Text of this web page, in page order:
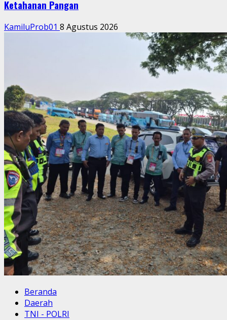
Ketahanan Pangan
KamiluProb01 8 Agustus 2026
Beranda
Daerah
TNI - POLRI